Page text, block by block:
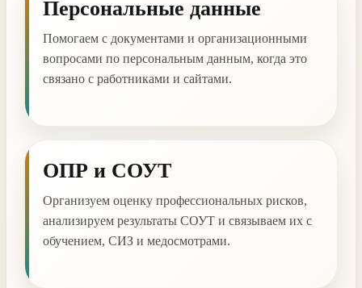
Персональные данные
Помогаем с документами и организационными
вопросами по персональным данным, когда это
связано с работниками и сайтами.
ОПР и СОУТ
Организуем оценку профессиональных рисков,
анализируем результаты СОУТ и связываем их с
обучением, СИЗ и медосмотрами.